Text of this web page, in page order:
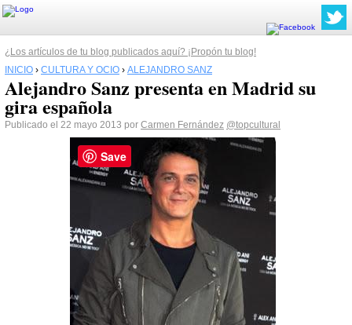
¿Los artículos de tu blog publicados aquí? ¡Propón tu blog!
INICIO › CULTURA Y OCIO › ALEJANDRO SANZ
Alejandro Sanz presenta en Madrid su
gira española
Publicado el 22 mayo 2013 por Carmen Fernández @topcultural
Save